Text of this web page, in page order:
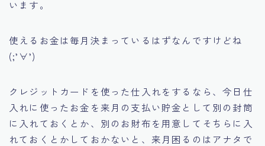
います。
使えるお金は毎月決まっているはずなんですけどね
(;’∀’)
クレジットカードを使った仕入れをするなら、今日仕
入れに使ったお金を来月の支払い貯金として別の封筒
に入れておくとか、別のお財布を用意してそちらに入
れておくとかしておかないと、来月困るのはアナタで